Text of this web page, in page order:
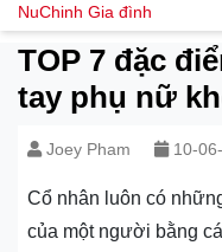
NuChinh Gia đình
TOP 7 đặc
tay phụ nữ
Joey Pham 10-
Cổ nhân luôn có
của một người bằng